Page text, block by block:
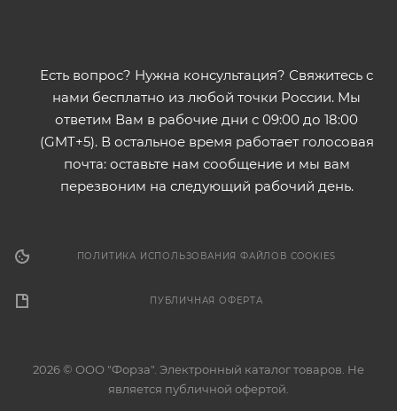
Есть вопрос? Нужна консультация? Свяжитесь с
нами бесплатно из любой точки России. Мы
ответим Вам в рабочие дни с 09:00 до 18:00
(GMT+5). В остальное время работает голосовая
почта: оставьте нам сообщение и мы вам
перезвоним на следующий рабочий день.
ПОЛИТИКА ИСПОЛЬЗОВАНИЯ ФАЙЛОВ COOKIES
ПУБЛИЧНАЯ ОФЕРТА
2026 © ООО "Форза". Электронный каталог товаров. Не
является публичной офертой.